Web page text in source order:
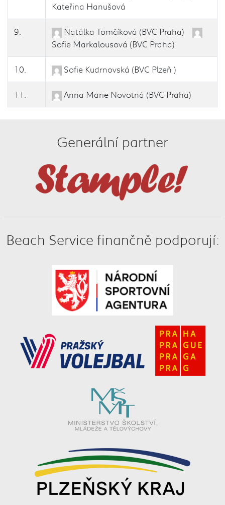
Kateřina Hanušová
9.
Natálka Tomčíková (BVC Praha)
Sofie Markalousová (BVC Praha)
10. Sofie Kudrnovská (BVC Plzeň )
11. Anna Marie Novotná (BVC Praha)
Generální partner
Beach Service finančně podporují: